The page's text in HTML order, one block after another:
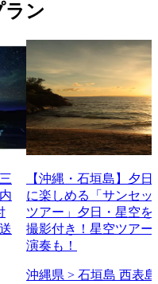
ラン
【沖縄・石垣島】夕
に楽しめる「サンセッ
ツアー」夕日・星空を
撮影付き！星空ツアー
演奏も！
沖縄県 > 石垣島 西表